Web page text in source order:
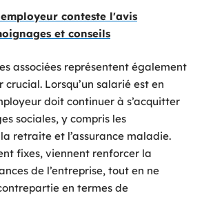
conteste l'avis
et conseils
associées représentent également
Lorsqu’un salarié est en
doit continuer à s’acquitter
sociales, y compris les
retraite et l’assurance maladie.
fixes, viennent renforcer la
de l’entreprise, tout en ne
en termes de